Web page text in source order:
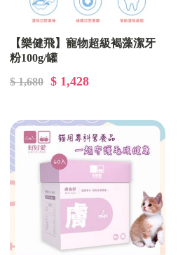
【樂健飛】寵物超級褐藻潔牙
粉100g/罐
$ 1,680 $ 1,428